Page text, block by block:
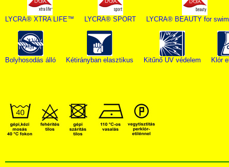
LYCRA® XTRA LIFE™ LYCRA® SPORT LYCRA® BEAUTY for
Bolyhosodás álló Kétirányban elasztikus Kitűnő UV védelem Klór